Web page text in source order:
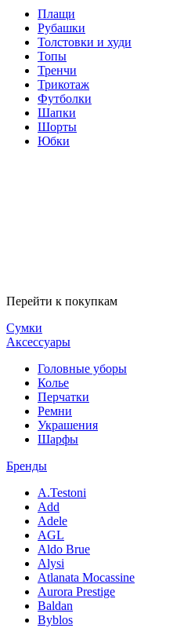
Плащи
Рубашки
Толстовки и худи
Топы
Тренчи
Трикотаж
Футболки
Шапки
Шорты
Юбки
Перейти к покупкам
Сумки
Аксессуары
Головные уборы
Колье
Перчатки
Ремни
Украшения
Шарфы
Бренды
A.Testoni
Add
Adele
AGL
Aldo Brue
Alysi
Atlanata Mocassine
Aurora Prestige
Baldan
Byblos